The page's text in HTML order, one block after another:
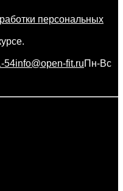
персональных
54info@open-fit.ruПн-Вс